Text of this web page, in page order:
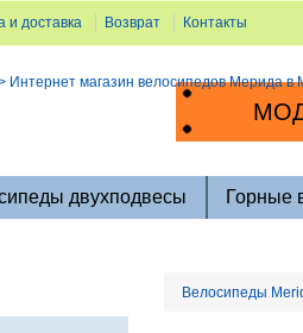
и доставка Возврат Контакты
двухподвесы Горные
Велосипеды